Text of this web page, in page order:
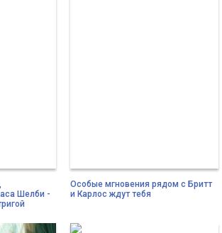
Шелби -
Особые мгновения рядом с Бритт
и Карлос ждут тебя